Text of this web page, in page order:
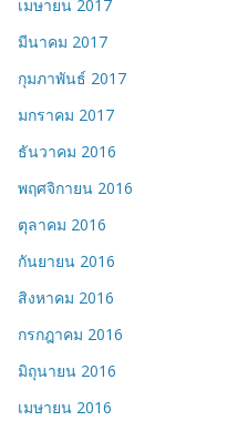
เมษายน 2017
มีนาคม 2017
กุมภาพันธ์ 2017
มกราคม 2017
ธันวาคม 2016
พฤศจิกายน 2016
ตุลาคม 2016
กันยายน 2016
สิงหาคม 2016
กรกฎาคม 2016
มิถุนายน 2016
เมษายน 2016